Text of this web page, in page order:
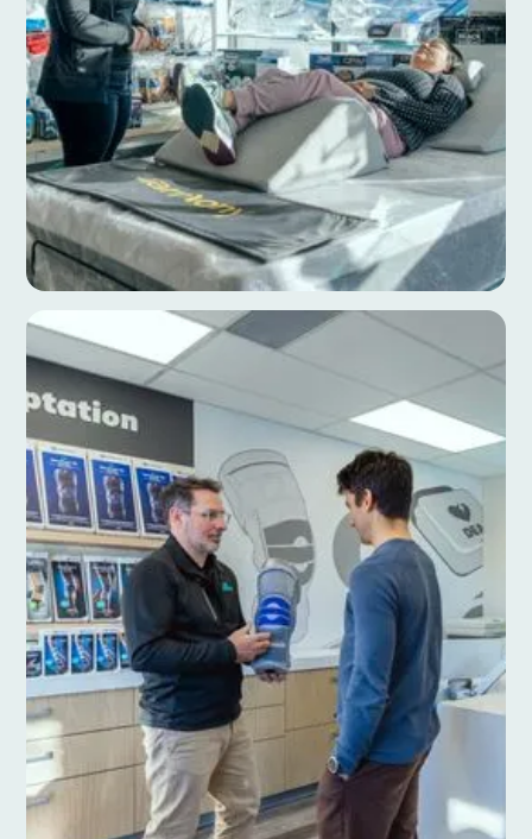
Boutique en ligne
Trouvez l'appareil CPAP, les accessoires et
l'équipement clinique nécessaires à votre confort
et votre santé.
Explorer la boutique